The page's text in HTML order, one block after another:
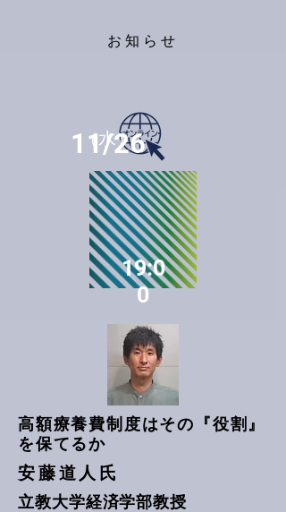
お知らせ
11/26
（水）
19:0
0
高額療養費制度はその『役割』
を保てるか
安藤道人氏
立教大学経済学部教授